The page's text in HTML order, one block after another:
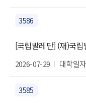
3586
[국립발레단] (재)국
2026-07-29 대학일
3585